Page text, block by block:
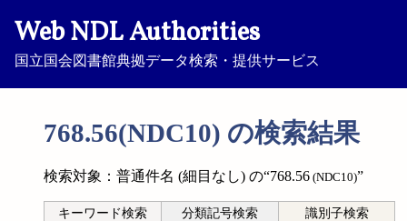
Web NDL Authorities
国立国会図書館典拠データ検索・提供サービス
768.56(NDC10) の検索結果
検索対象：普通件名 (細目なし) の“768.56 (NDC10)”
キーワード検索 分類記号検索 識別子検索